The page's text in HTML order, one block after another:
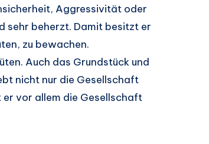
Aggressivität oder
sehr beherzt. Damit besitzt er
zu bewachen.
Auch das Grundstück und
nicht nur die Gesellschaft
er vor allem die Gesellschaft